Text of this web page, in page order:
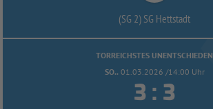
(SG 2) SG Hettstadt
TORREICHSTES UNENTSCHIEDEN
SO.. 01.03.2026 /14:00 Uhr
 : 